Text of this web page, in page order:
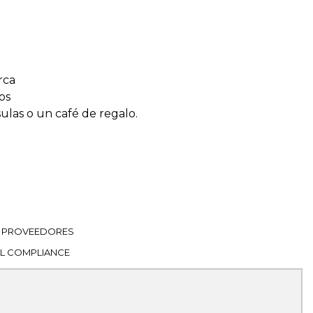
o un café de regalo.
PROVEEDORES
COMPLIANCE